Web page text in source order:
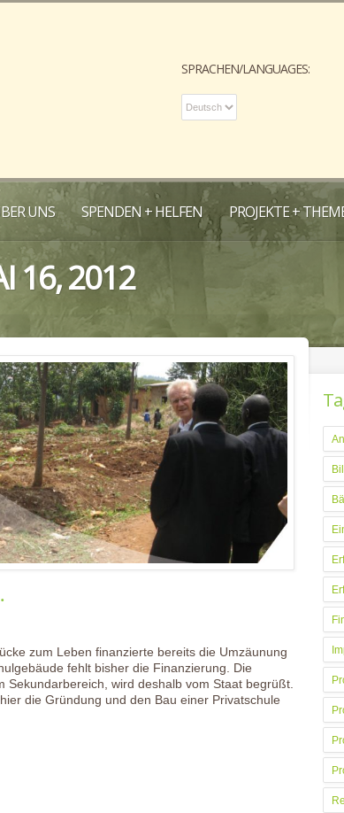
SPRACHEN/LANGUAGES:
UNS SPENDEN + HELFEN PROJEKTE +
16, 2012
zum Leben finanzierte bereits die Umzäunung
fehlt bisher die Finanzierung. Die
Sekundarbereich, wird deshalb vom Staat begrüßt.
die Gründung und den Bau einer Privatschule